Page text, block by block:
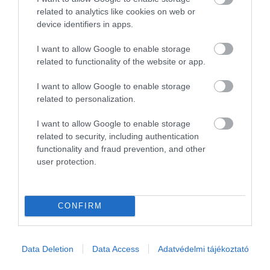
related to analytics like cookies on web or
device identifiers in apps.
I want to allow Google to enable storage
related to functionality of the website or app.
I want to allow Google to enable storage
related to personalization.
I want to allow Google to enable storage
related to security, including authentication
functionality and fraud prevention, and other
user protection.
CONFIRM
Data Deletion Data Access Adatvédelmi tájékoztató
a műszerfalon. A SUV-ban három üléssor található,
és a frissített változat két új 21 colos, valamint egy új
22 colos AMG-felnit kapott.
Japán olyan hajtóművet tesztelt, amely mellett a
Concorde is lassúnak tűnhet
Már hatmillió alatt is van választék, ez most
800 kilométer felett: ezek most a legnagyobb
hatótávú villanyautók
legmegbízhatatlanabbnak